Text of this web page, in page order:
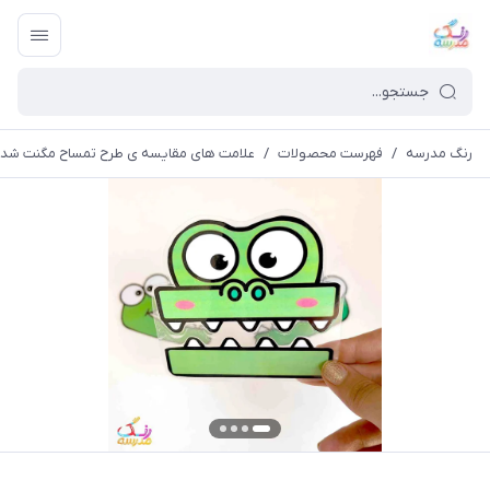
رنگ مدرسه / فهرست محصولات / علامت های مقایسه ی طرح تمساح مگنت